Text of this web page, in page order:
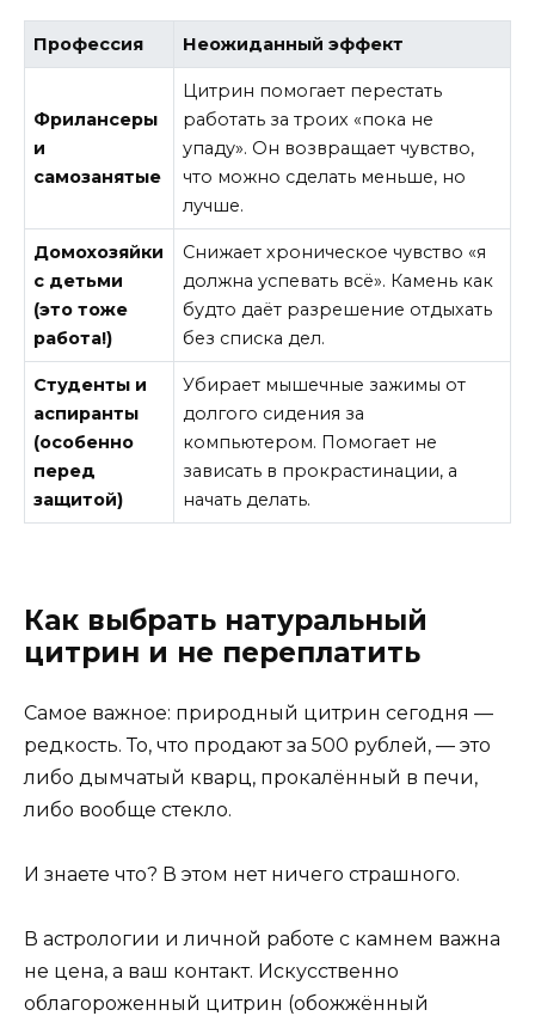
Профессия Неожиданный эффект
Фрилансеры
и
самозанятые
Цитрин помогает перестать
работать за троих «пока не
упаду». Он возвращает чувство,
что можно сделать меньше, но
лучше.
Домохозяйки
с детьми
(это тоже
работа!)
Снижает хроническое чувство «я
должна успевать всё». Камень как
будто даёт разрешение отдыхать
без списка дел.
Студенты и
аспиранты
(особенно
перед
защитой)
Убирает мышечные зажимы от
долгого сидения за
компьютером. Помогает не
зависать в прокрастинации, а
начать делать.
Как выбрать натуральный
цитрин и не переплатить
Самое важное: природный цитрин сегодня —
редкость. То, что продают за 500 рублей, — это
либо дымчатый кварц, прокалённый в печи,
либо вообще стекло.
И знаете что? В этом нет ничего страшного.
В астрологии и личной работе с камнем важна
не цена, а ваш контакт. Искусственно
облагороженный цитрин (обожжённый